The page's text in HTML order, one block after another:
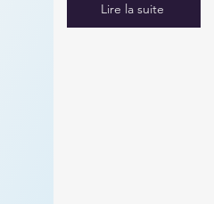
Lire la suite